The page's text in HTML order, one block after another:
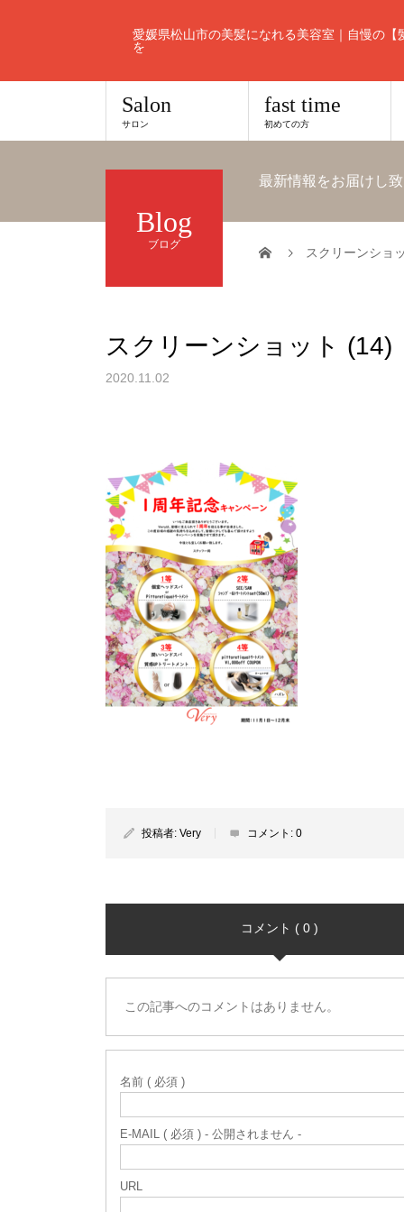
愛媛県松山市の美髪になれる美容室｜自慢の
を
Salon
サロン
fast time
初めての方
Blog
ブログ
最新情報をお届けし
スクリーンショ
スクリーンショット (14)
2020.11.02
投稿者: Very コメント: 0
コメント ( 0 )
この記事へのコメントはありません。
名前 ( 必須 )
E-MAIL ( 必須 ) - 公開されません -
URL